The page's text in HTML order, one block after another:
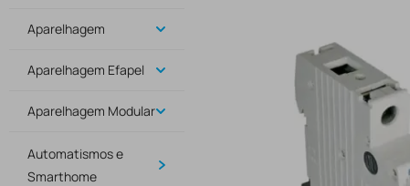
Aparelhagem
Aparelhagem Efapel
Aparelhagem Modular
Automatismos e
Smarthome